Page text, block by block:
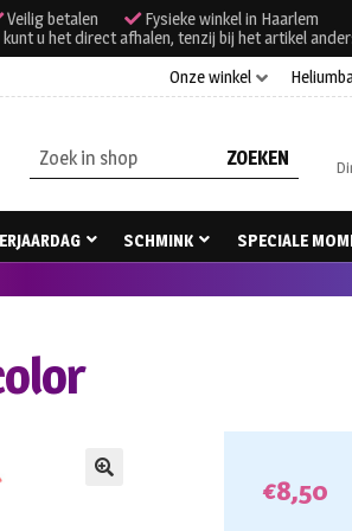
Veilig betalen
Fysieke winkel in Haarlem
u het direct afhalen, tenzij bij het artikel
Onze winkel
Zoeken
naar:
SCHMINK SPECIALE
€8,50